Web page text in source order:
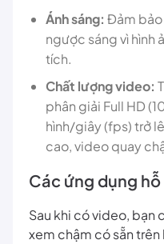
Ánh sáng: Đảm bảo
ngược sáng vì hình
tích.
Chất lượng video:
phân giải Full HD
hình/giây (fps) trở
cao, video quay
Các ứng dụng
Sau khi có video, bạn
xem chậm có sẵn